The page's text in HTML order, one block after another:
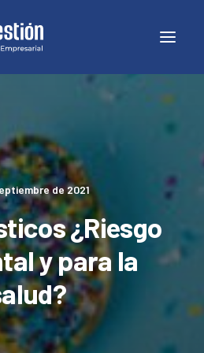
de 2021
¿Riesgo
y para la